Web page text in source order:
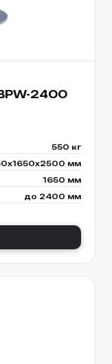
2400
550 кг
мм
1650 мм
до 2400 мм